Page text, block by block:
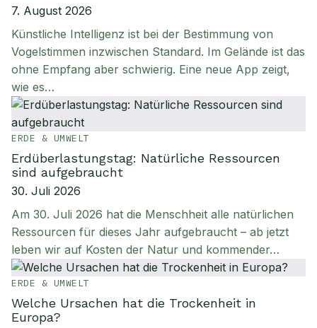
7. August 2026
Künstliche Intelligenz ist bei der Bestimmung von
Vogelstimmen inzwischen Standard. Im Gelände ist das
ohne Empfang aber schwierig. Eine neue App zeigt,
wie es…
ERDE & UMWELT
Erdüberlastungstag: Natürliche Ressourcen
sind aufgebraucht
30. Juli 2026
Am 30. Juli 2026 hat die Menschheit alle natürlichen
Ressourcen für dieses Jahr aufgebraucht – ab jetzt
leben wir auf Kosten der Natur und kommender…
ERDE & UMWELT
Welche Ursachen hat die Trockenheit in
Europa?